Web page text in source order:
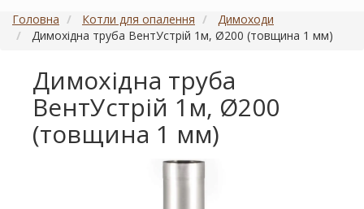
Головна Котли для опалення
Димоходи
Димохідна труба ВентУстрій 1м, Ø200 (товщина 1 мм)
Димохідна труба
ВентУстрій 1м, Ø200
(товщина 1 мм)